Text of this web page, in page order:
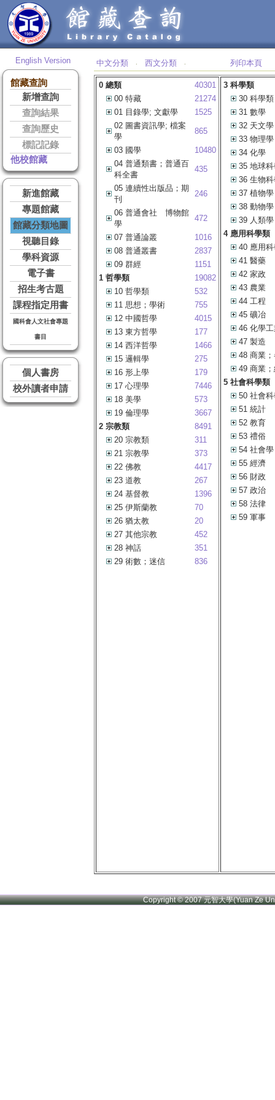
English Version
館藏查詢
新增查詢
查詢結果
查詢歷史
標記記錄
他校館藏
新進館藏
專題館藏
館藏分類地圖
視聽目錄
學科資源
電子書
招生考古題
課程指定用書
國科會人文社會專題
書目
個人書房
校外讀者申請
中文分類 ‧ 西文分類 ‧ 列印本頁
0 總類
40301
00 特藏
21274
01 目錄學; 文獻學
1525
02 圖書資訊學; 檔案
學
865
03 國學
10480
04 普通類書；普通百
科全書
435
05 連續性出版品；期
刊
246
06 普通會社 博物館
學
472
07 普通論叢
1016
08 普通叢書
2837
09 群經
1151
1 哲學類
19082
10 哲學類
532
11 思想；學術
755
12 中國哲學
4015
13 東方哲學
177
14 西洋哲學
1466
15 邏輯學
275
16 形上學
179
17 心理學
7446
18 美學
573
19 倫理學
3667
2 宗教類
8491
20 宗教類
311
21 宗教學
373
22 佛教
4417
23 道教
267
24 基督教
1396
25 伊斯蘭教
70
26 猶太教
20
27 其他宗教
452
28 神話
351
29 術數；迷信
836
3 科學類
30 科學類
31 數學
32 天文學
33 物理學
34 化學
35 地球
36 生物
37 植物學
38 動物學
39 人類學
4 應用科學類
40 應用
41 醫藥
42 家政
43 農業
44 工程
45 礦冶
46 化學
47 製造
48 商業
49 商業
5 社會科學類
50 社會
51 統計
52 教育
53 禮俗
54 社會學
55 經濟
56 財政
57 政治
58 法律
59 軍事
Copyright © 2007 元智大學(Yuan Ze